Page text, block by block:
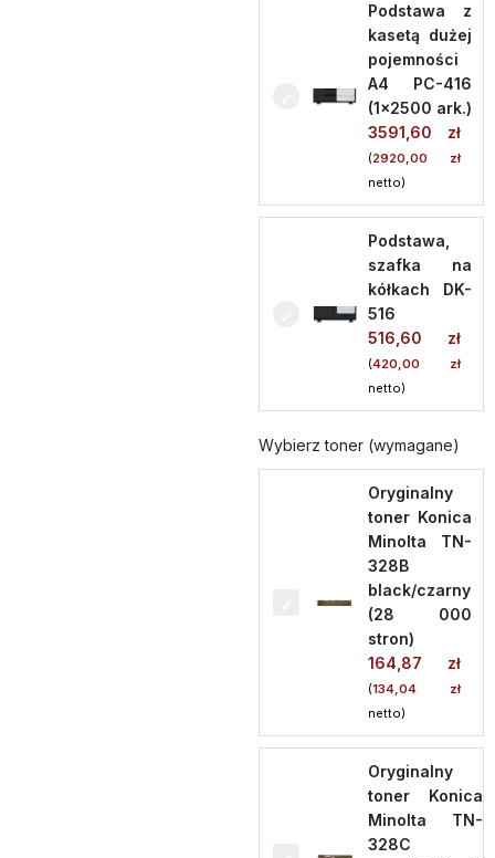
Podstawa z
kasetą dużej
pojemności
A4 PC-416
(1x2500 ark.)
3591,60 zł
(2920,00 zł
netto)
Podstawa,
szafka na
kółkach DK-
516
516,60 zł
(420,00 zł
netto)
Wybierz toner (wymagane)
Oryginalny
toner Konica
Minolta TN-
328B
black/czarny
(28 000
stron)
164,87 zł
(134,04 zł
netto)
Oryginalny
toner Konica
Minolta TN-
328C